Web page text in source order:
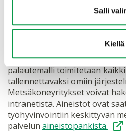
Salli
Kiellä
Metsäkonealan
tarkistuslista
Koneyrittäjien intrasta
Metsäkonealan
palautemalli toimitetaan
tallennettavaksi omiin
Metsäkoneyritykset voivat
intranetistä. Aineistot ovat
työhyvinvointiin keskittyvän
palvelun aineistopankista.